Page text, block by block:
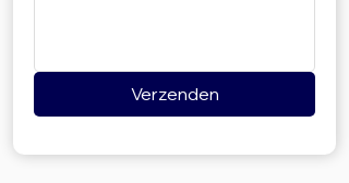
Verzenden